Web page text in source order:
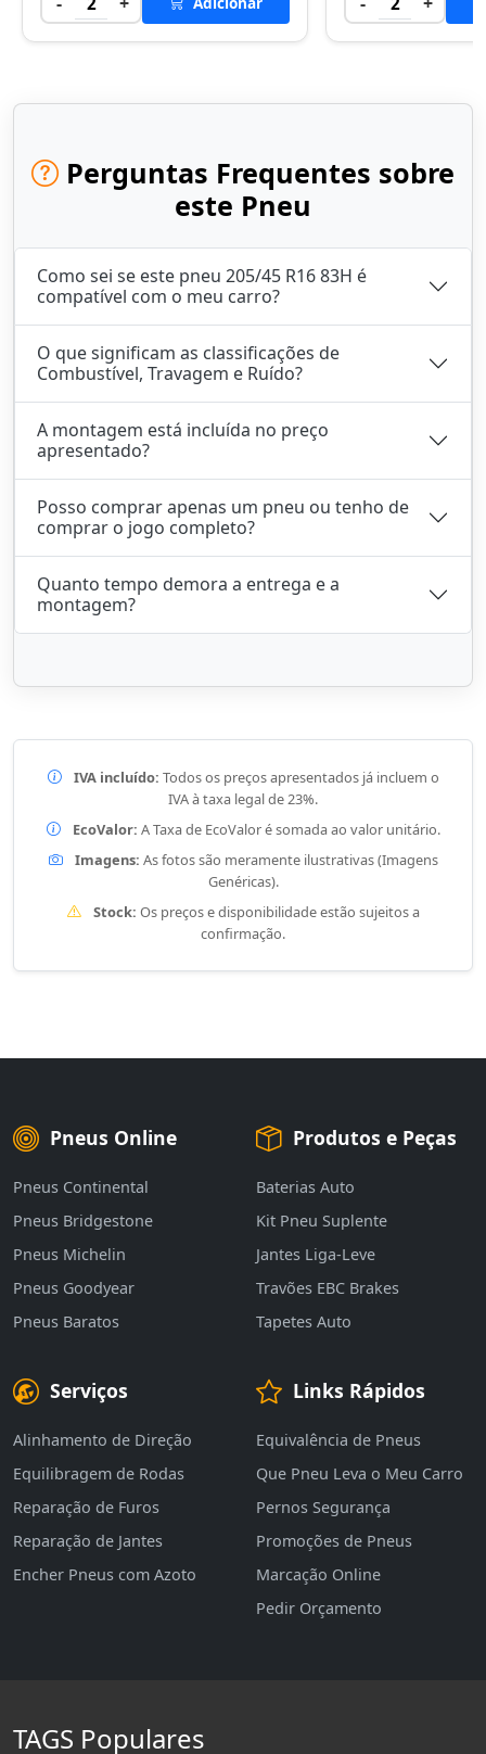
Perguntas Frequentes sobre
este Pneu
Como sei se este pneu 205/45 R16 83H é
compatível com o meu carro?
O que significam as classificações de
Combustível, Travagem e Ruído?
A montagem está incluída no preço
apresentado?
Posso comprar apenas um pneu ou tenho de
comprar o jogo completo?
Quanto tempo demora a entrega e a
montagem?
IVA incluído: Todos os preços apresentados já incluem o
IVA à taxa legal de 23%.
EcoValor: A Taxa de EcoValor é somada ao valor unitário.
Imagens: As fotos são meramente ilustrativas (Imagens
Genéricas).
Stock: Os preços e disponibilidade estão sujeitos a
confirmação.
Pneus Online
Pneus Continental
Pneus Bridgestone
Pneus Michelin
Pneus Goodyear
Pneus Baratos
Produtos e Peças
Baterias Auto
Kit Pneu Suplente
Jantes Liga-Leve
Travões EBC Brakes
Tapetes Auto
Serviços
Alinhamento de Direção
Equilibragem de Rodas
Reparação de Furos
Reparação de Jantes
Encher Pneus com Azoto
Links Rápidos
Equivalência de Pneus
Que Pneu Leva o Meu Carro
Pernos Segurança
Promoções de Pneus
Marcação Online
Pedir Orçamento
TAGS Populares